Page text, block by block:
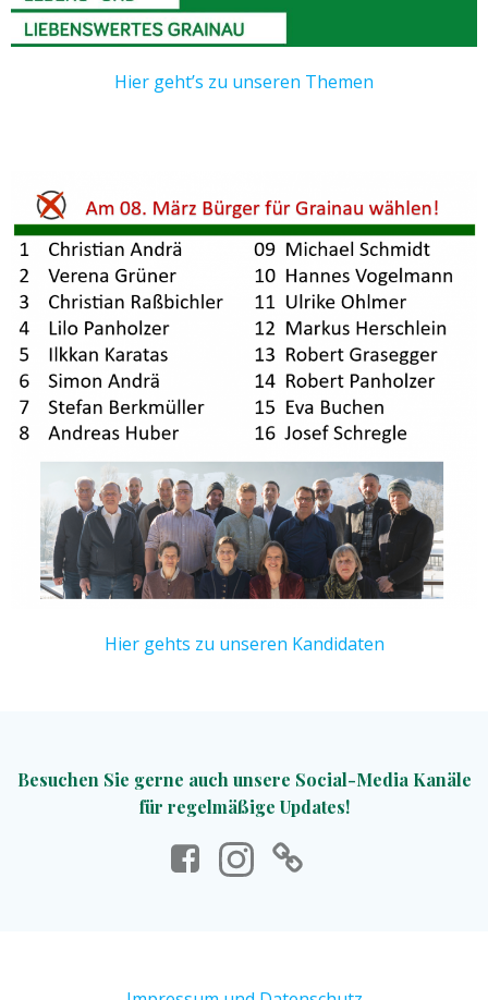
Hier geht’s zu unseren Themen
Hier gehts zu unseren Kandidaten
Besuchen Sie gerne auch unsere Social-Media Kanäle
für regelmäßige Updates!